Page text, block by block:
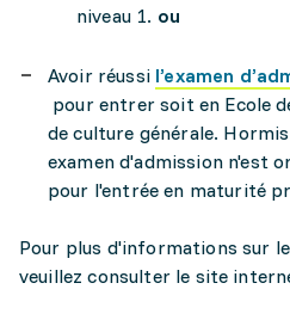
niveau 1. ou
Avoir réussi l’examen
pour entrer soit en Ecole
de culture générale.
examen d'admission n'est
pour l'entrée en maturité
Pour plus d'informations sur
veuillez consulter le site